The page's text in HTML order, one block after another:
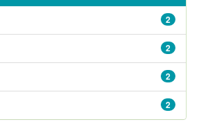
2
2
2
2